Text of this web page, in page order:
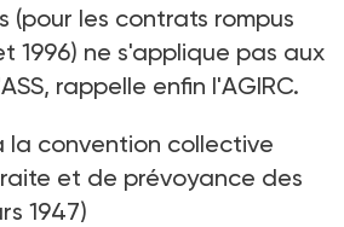
(pour les contrats rompus
1996) ne s'applique pas aux
rappelle enfin l'AGIRC.
la convention collective
et de prévoyance des
1947)